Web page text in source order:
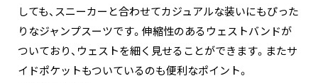
しても、スニーカーと合わせてカジュアルな装いにもぴった
りなジャンプスーツです。伸縮性のあるウェストバンドが
ついており、ウェストを細く見せることができます。またサ
イドポケットもついているのも便利なポイント。